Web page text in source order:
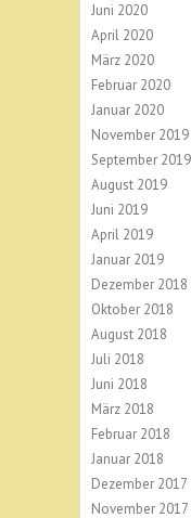
Juni 2020
April 2020
März 2020
Februar 2020
Januar 2020
November 2019
September 2019
August 2019
Juni 2019
April 2019
Januar 2019
Dezember 2018
Oktober 2018
August 2018
Juli 2018
Juni 2018
März 2018
Februar 2018
Januar 2018
Dezember 2017
November 2017